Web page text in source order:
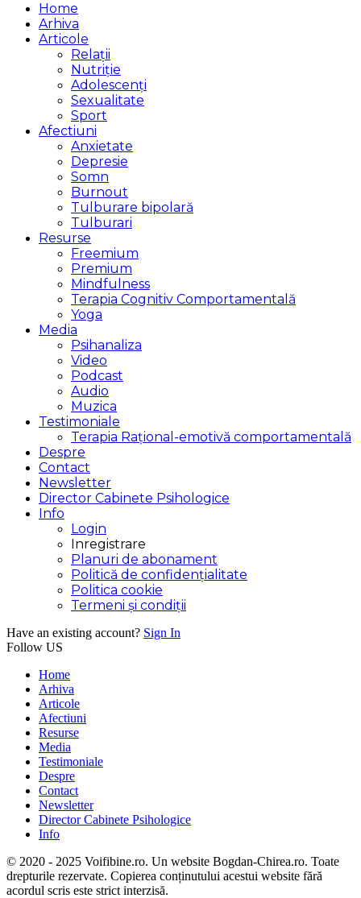
Home
Arhiva
Articole
Relații
Nutriție
Adolescenți
Sexualitate
Sport
Afectiuni
Anxietate
Depresie
Somn
Burnout
Tulburare bipolară
Tulburari
Resurse
Freemium
Premium
Mindfulness
Terapia Cognitiv Comportamentală
Yoga
Media
Psihanaliza
Video
Podcast
Audio
Muzica
Testimoniale
Terapia Rațional-emotivă comportamentală
Despre
Contact
Newsletter
Director Cabinete Psihologice
Info
Login
Inregistrare
Planuri de abonament
Politică de confidențialitate
Politica cookie
Termeni și condiții
Have an existing account? Sign In
Follow US
Home
Arhiva
Articole
Afectiuni
Resurse
Media
Testimoniale
Despre
Contact
Newsletter
Director Cabinete Psihologice
Info
© 2020 - 2025 Voifibine.ro. Un website Bogdan-Chirea.ro. Toate
drepturile rezervate. Copierea conținutului acestui website fără
acordul scris este strict interzisă.